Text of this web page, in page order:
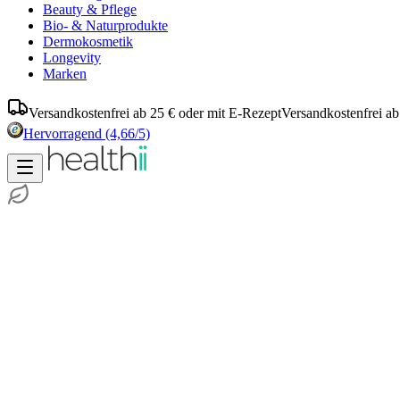
Beauty & Pflege
Bio- & Naturprodukte
Dermokosmetik
Longevity
Marken
Versandkostenfrei ab 25 € oder mit E-RezeptVersandkostenfrei
Hervorragend (4,66/5)